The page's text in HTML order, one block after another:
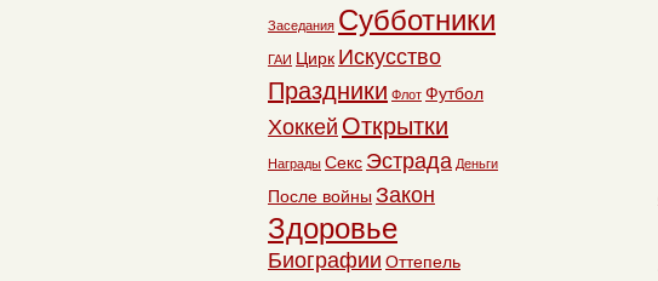
Заседания Субботники
ГАИ Цирк Искусство
Праздники Флот Футбол
Хоккей Открытки
Награды Секс Эстрада Деньги
После войны Закон
Здоровье
Биографии Оттепель